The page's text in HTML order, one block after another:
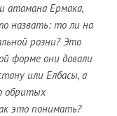
атамана Ермака,
назвать: то ли на
розни? Это
форме они давали
или Елбасы, а
обритых
это понимать?